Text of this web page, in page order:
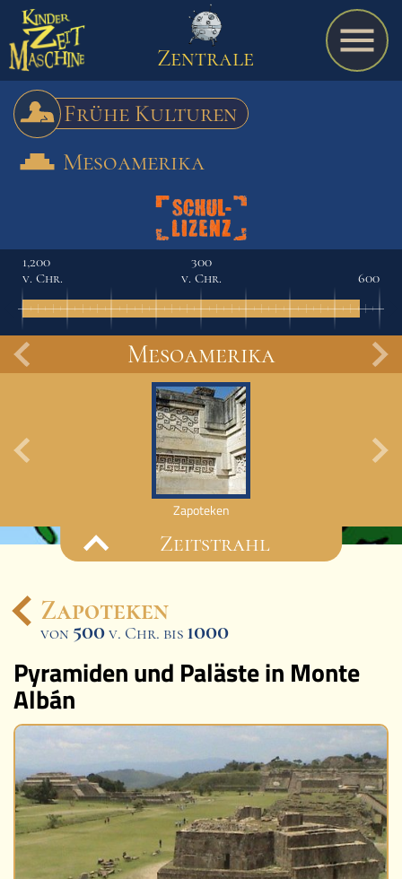
Spiel
A bis Z
Termine
Schulmaterialien
Zentrale
Frühe Kulturen
Mesoamerika
1,200
v. Chr.
300
v. Chr.
600
Mesoamerika
Zapoteken
Zeitstrahl
Ereignisse
Lucys Wissensbox
Karte
Quiz
Memospiel
Mach mit!
Zapoteken
von 500v. Chr. bis 1000
Pyramiden und Paläste in Monte
Albán